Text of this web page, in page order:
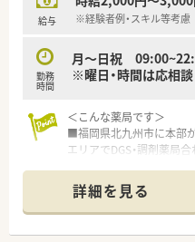
■デイサービスや介護付
■年間15件以上の新規開
基盤のもとで地域密着型
給与 ※経験者例・スキル等考
勤務
時間
月～日祝
※曜日・時間は応相談
＜こんな薬局です＞
■福岡県北九州市に本部
エリアでDGS・調剤薬局
化経営しております。
■風通しの良い社風で社
ずチャレンジできる環境
プを望む方にもオススメ
詳細を見る